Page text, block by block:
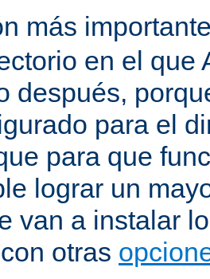
más
en el que
después,
para el
para que
lograr un
van a instalar
otras